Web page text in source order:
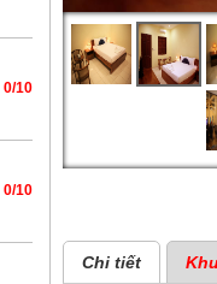
0/10
0/10
Chi tiết